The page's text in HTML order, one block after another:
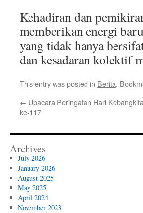
Kehadiran dan
memberikan energi
yang tidak hanya
dan kesadaran kolektif
This entry was posted in Berita.
← Upacara Peringatan Hari
ke-117
Archives
July 2026
January 2026
August 2025
May 2025
April 2024
November 2023